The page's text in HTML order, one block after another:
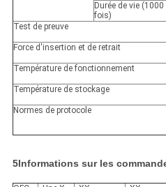
Durée de vie (1000
fois)
Test de preuve
Force d'insertion et de retrait
Température de fonctionnement
Température de stockage
Normes de protocole
5Informations sur les